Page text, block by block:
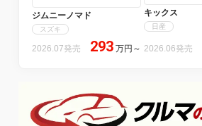
ジムニーノマド
スズキ
2026.07発売 293 万円 ～
キックス
日産
2026.06発売